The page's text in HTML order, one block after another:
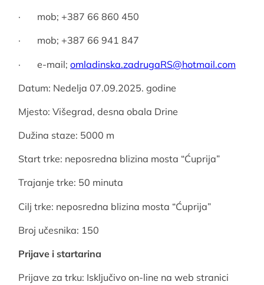
· mob; +387 66 860 450
· mob; +387 66 941 847
· e-mail;omladinska.zadrugaRS@hotmail.com
Datum: Nedelja 07.09.2025. godine
Mjesto: Višegrad, desna obala Drine
Dužina staze: 5000 m
Start trke: neposredna blizina mosta “Ćuprija”
Trajanje trke: 50 minuta
Cilj trke: neposredna blizina mosta “Ćuprija”
Broj učesnika: 150
Prijave i startarina
Prijave za trku: Isključivo on-line na web stranici